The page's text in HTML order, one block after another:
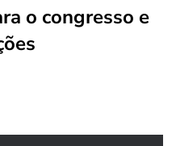
o congresso e